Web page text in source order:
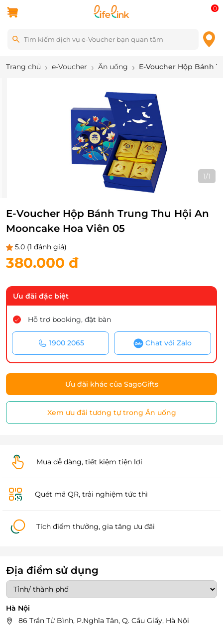
0
Trang chủ e-Voucher Ăn uống E-Voucher Hộp Bánh
1/1
E-Voucher Hộp Bánh Trung Thu Hội An
Mooncake Hoa Viên 05
5.0 (1 đánh giá)
380.000 đ
Ưu đãi đặc biệt
Hỗ trợ booking, đặt bàn
1900 2065 Chat với Zalo
Ưu đãi khác của SagoGifts
Xem ưu đãi tương tự trong Ăn uống
Mua dễ dàng, tiết kiệm tiện lợi
Quét mã QR, trải nghiệm tức thì
Tích điểm thưởng, gia tăng ưu đãi
Địa điểm sử dụng
Hà Nội
86 Trần Tử Bình, P.Nghĩa Tân, Q. Cầu Giấy, Hà Nội